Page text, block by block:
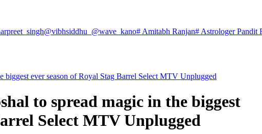
@vibhsiddhu_ @wave_kano# Amitabh Ranjan# Astrologer Pandit
biggest ever season of Royal Stag Barrel Select MTV Unplugged
to spread magic in the biggest
Select MTV Unplugged